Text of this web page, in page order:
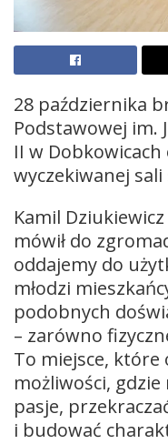
28 października
Podstawowej im.
II w Dobkowicach
wyczekiwanej
Kamil
mówił do
oddajemy do
młodzi
podobnych
– zarówno
To miejsce,
możliwości,
pasje,
i budować